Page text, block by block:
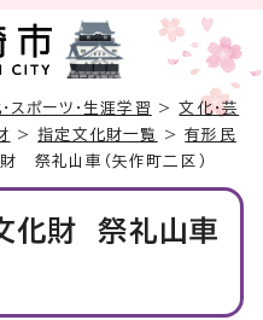
スポーツ・生涯学習 >文化・芸
>指定文化財一覧 >有形民
祭礼山車（矢作町二区）
化財 祭礼山車